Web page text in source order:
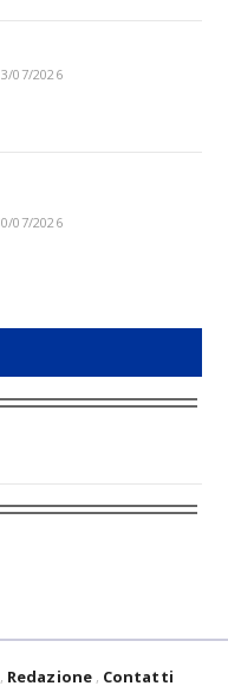
07/2026
07/2026
Redazione Contatti